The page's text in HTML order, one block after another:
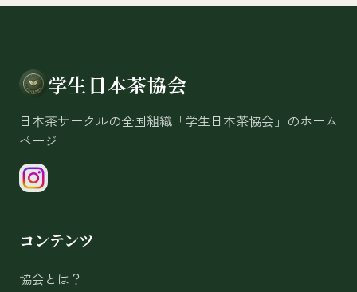
学生日本茶協会
日本茶サークルの全国組織「学生日本茶協会」のホーム
ページ
コンテンツ
協会とは？